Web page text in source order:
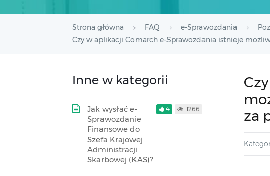
Strona główna FAQ e-Sprawozdania
Czy w aplikacji Comarch e-Sprawozdania istnieje
za
Inne w kategorii
Jak wysłać e-
Sprawozdanie
Finansowe do
Szefa Krajowej
Administracji
Skarbowej (KAS)?
4 1266